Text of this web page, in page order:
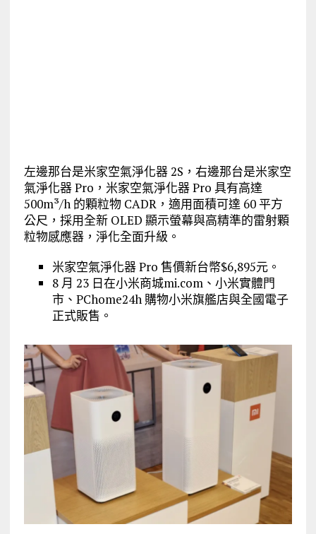
左邊那台是米家空氣淨化器 2S，右邊那台是米家空
氣淨化器 Pro，米家空氣淨化器 Pro 具有高達
500m³/h 的顆粒物 CADR，適用面積可達 60 平方
公尺，採用全新 OLED 顯示螢幕與高精準的雷射顆
粒物感應器，淨化全面升級。
米家空氣淨化器 Pro 售價新台幣$6,895元。
8 月 23 日在小米商城mi.com、小米實體門
市、PChome24h 購物小米旗艦店與全國電子
正式販售。